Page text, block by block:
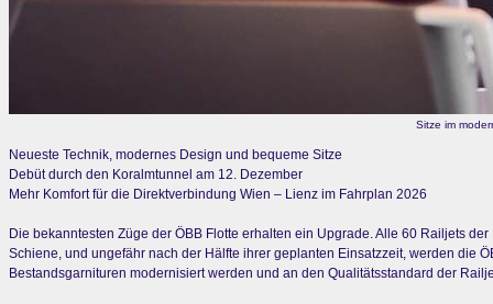
Sitze im
Neueste Technik, modernes Design und bequeme Sitze
Debüt durch den Koralmtunnel am 12. Dezember
Mehr Komfort für die Direktverbindung Wien – Lienz im Fahrplan 2026
Die bekanntesten Züge der ÖBB Flotte erhalten ein Upgrade. Alle 60 Railjets
Schiene, und ungefähr nach der Hälfte ihrer geplanten Einsatzzeit, werden die
Bestandsgarnituren modernisiert werden und an den Qualitätsstandard der